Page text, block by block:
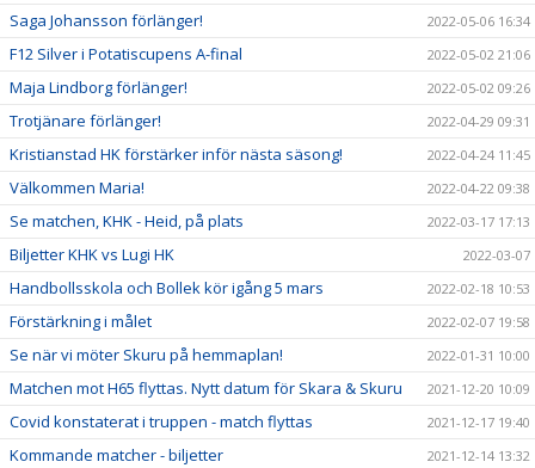
Saga Johansson förlänger! 2022-05-06 16:34
F12 Silver i Potatiscupens A-final 2022-05-02 21:06
Maja Lindborg förlänger! 2022-05-02 09:26
Trotjänare förlänger! 2022-04-29 09:31
Kristianstad HK förstärker inför nästa säsong! 2022-04-24 11:45
Välkommen Maria! 2022-04-22 09:38
Se matchen, KHK - Heid, på plats 2022-03-17 17:13
Biljetter KHK vs Lugi HK 2022-03-07
Handbollsskola och Bollek kör igång 5 mars 2022-02-18 10:53
Förstärkning i målet 2022-02-07 19:58
Se när vi möter Skuru på hemmaplan! 2022-01-31 10:00
Matchen mot H65 flyttas. Nytt datum för Skara & Skuru 2021-12-20 10:09
Covid konstaterat i truppen - match flyttas 2021-12-17 19:40
Kommande matcher - biljetter 2021-12-14 13:32